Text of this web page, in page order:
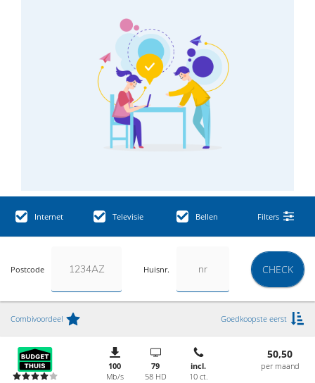
Internet Televisie Bellen Filters
Postcode Huisnr. CHECK
Combivoordeel Goedkoopste eerst
100
Mb/s
79
58 HD
incl.
10 ct.
50,50
per maand